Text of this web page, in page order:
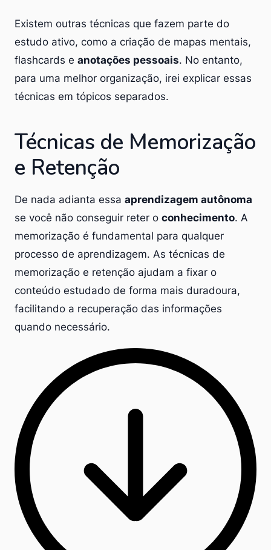
Existem outras técnicas que fazem parte do
estudo ativo, como a criação de mapas mentais,
flashcards e anotações pessoais. No entanto,
para uma melhor organização, irei explicar essas
técnicas em tópicos separados.
Técnicas de Memorização
e Retenção
De nada adianta essa aprendizagem autônoma
se você não conseguir reter o conhecimento. A
memorização é fundamental para qualquer
processo de aprendizagem. As técnicas de
memorização e retenção ajudam a fixar o
conteúdo estudado de forma mais duradoura,
facilitando a recuperação das informações
quando necessário.